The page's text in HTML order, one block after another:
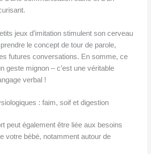
jeux d’imitation stimulent son cerveau
le concept de tour de parole,
futures conversations. En somme, ce
geste mignon – c’est une véritable
verbal !
: faim, soif et digestion
peut également être liée aux besoins
votre bébé, notamment autour de